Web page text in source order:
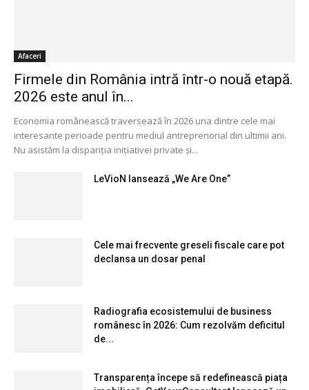
Afaceri
Firmele din România intră într-o nouă etapă.
2026 este anul în...
Economia românească traversează în 2026 una dintre cele mai
interesante perioade pentru mediul antreprenorial din ultimii ani.
Nu asistăm la dispariția inițiativei private și...
LeVioN lansează „We Are One”
Cele mai frecvente greseli fiscale care pot
declansa un dosar penal
Radiografia ecosistemului de business
românesc în 2026: Cum rezolvăm deficitul
de...
Transparența începe să redefinească piața